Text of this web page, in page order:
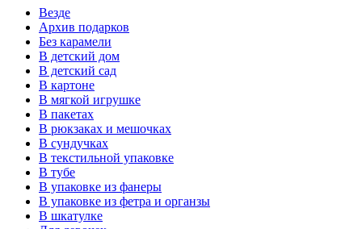
Везде
Архив подарков
Без карамели
В детский дом
В детский сад
В картоне
В мягкой игрушке
В пакетах
В рюкзаках и мешочках
В сундучках
В текстильной упаковке
В тубе
В упаковке из фанеры
В упаковке из фетра и органзы
В шкатулке